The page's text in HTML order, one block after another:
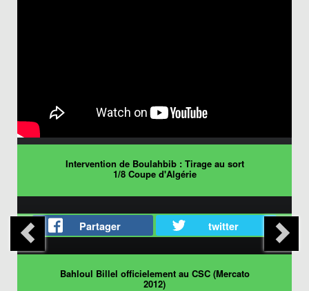
Intervention de Boulahbib : Tirage au sort
1/8 Coupe d'Algérie
Partager twitter
Bahloul Billel officielement au CSC (Mercato
2012)